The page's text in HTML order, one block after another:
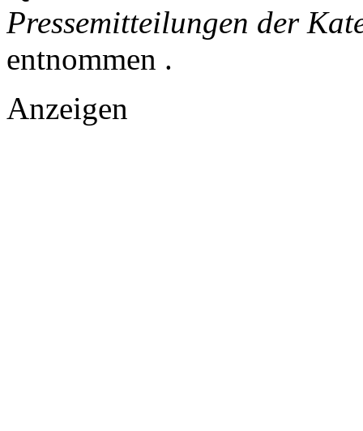
Pressemitteilungen der
entnommen .
Anzeigen